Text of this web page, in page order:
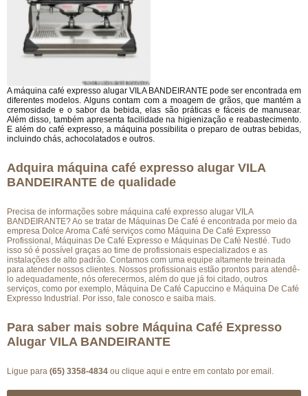
A máquina café expresso alugar VILA BANDEIRANTE pode ser encontrada em
diferentes modelos. Alguns contam com a moagem de grãos, que mantém a
cremosidade e o sabor da bebida, elas são práticas e fáceis de manusear.
Além disso, também apresenta facilidade na higienização e reabastecimento.
E além do café expresso, a máquina possibilita o preparo de outras bebidas,
incluindo chás, achocolatados e outros.
Adquira máquina café expresso alugar VILA
BANDEIRANTE de qualidade
Precisa de informações sobre máquina café expresso alugar VILA
BANDEIRANTE? Ao se tratar de Máquinas De Café é encontrada por meio da
empresa Dolce Aroma Café serviços como Máquina De Café Expresso
Profissional, Máquinas De Café Expresso e Máquinas De Café Nestlé. Tudo
isso só é possível graças ao time de profissionais especializados e as
instalações de alto padrão. Contamos com uma equipe altamente treinada
para atender nossos clientes. Nossos profissionais estão prontos para atendê-
lo adequadamente, nós oferecermos, além do que já foi citado, outros
serviços, como por exemplo, Máquina De Café Capuccino e Máquina De Café
Expresso Industrial. Por isso, fale conosco e saiba mais.
Para saber mais sobre Máquina Café Expresso
Alugar VILA BANDEIRANTE
Ligue para (65) 3358-4834 ou clique aqui e entre em contato por email.